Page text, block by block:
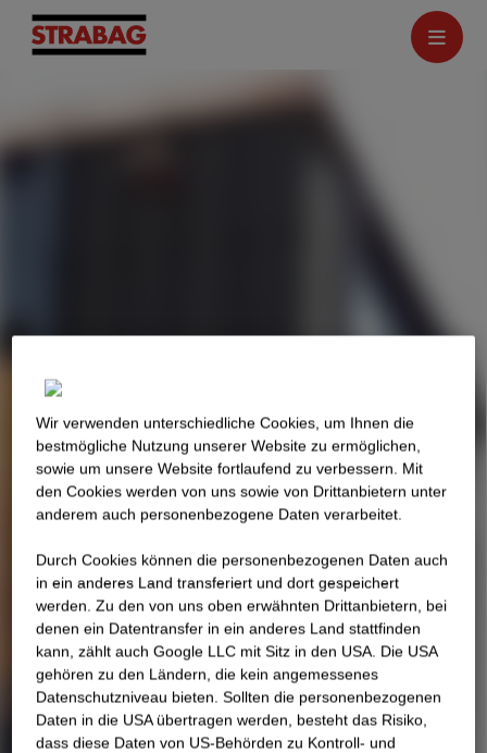
Wir verwenden unterschiedliche Cookies, um Ihnen die
best­mögliche Nutzung unserer Website zu ermöglichen,
sowie um unsere Website fortlaufend zu verbessern. Mit
den Cookies werden von uns sowie von Drittanbietern unter
anderem auch personenbezogene Daten verarbeitet.
Durch Cookies können die personenbezogenen Daten auch
in ein anderes Land transferiert und dort gespeichert
werden. Zu den von uns oben erwähnten Drittanbietern, bei
denen ein Datentransfer in ein anderes Land stattfinden
kann, zählt auch Google LLC mit Sitz in den USA. Die USA
gehören zu den Ländern, die kein angemessenes
Datenschutzniveau bieten. Sollten die personenbezogenen
Daten in die USA übertragen werden, besteht das Risiko,
dass diese Daten von US-Behörden zu Kontroll- und